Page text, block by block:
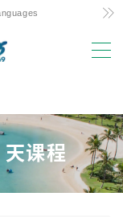
课程